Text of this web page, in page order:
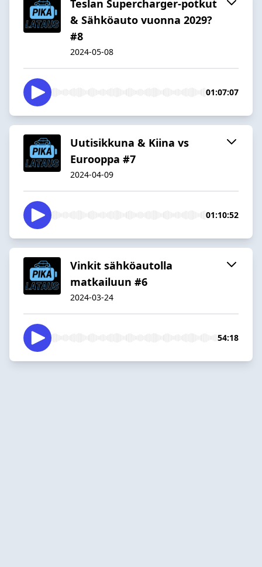
Teslan Supercharger-potkut
& Sähköauto vuonna 2029?
#8
2024-05-08
01:07:07
Uutisikkuna & Kiina vs
Eurooppa #7
2024-04-09
01:10:52
Vinkit sähköautolla
matkailuun #6
2024-03-24
54:18